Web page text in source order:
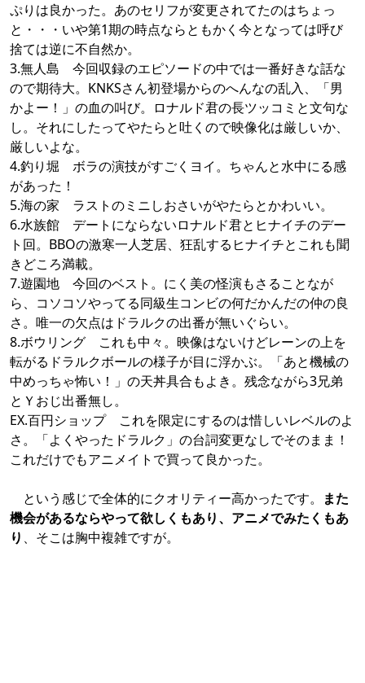
ぷりは良かった。あのセリフが変更されてたのはちょっ
と・・・いや第1期の時点ならともかく今となっては呼び
捨ては逆に不自然か。
3.無人島 今回収録のエピソードの中では一番好きな話な
ので期待大。KNKSさん初登場からのへんなの乱入、「男
かよー！」の血の叫び。ロナルド君の長ツッコミと文句な
し。それにしたってやたらと吐くので映像化は厳しいか、
厳しいよな。
4.釣り堀 ボラの演技がすごくヨイ。ちゃんと水中にる感
があった！
5.海の家 ラストのミニしおさいがやたらとかわいい。
6.水族館 デートにならないロナルド君とヒナイチのデー
ト回。BBOの激寒一人芝居、狂乱するヒナイチとこれも聞
きどころ満載。
7.遊園地 今回のベスト。にく美の怪演もさることなが
ら、コソコソやってる同級生コンビの何だかんだの仲の良
さ。唯一の欠点はドラルクの出番が無いぐらい。
8.ボウリング これも中々。映像はないけどレーンの上を
転がるドラルクボールの様子が目に浮かぶ。「あと機械の
中めっちゃ怖い！」の天丼具合もよき。残念ながら3兄弟
とＹおじ出番無し。
EX.百円ショップ これを限定にするのは惜しいレベルのよ
さ。「よくやったドラルク」の台詞変更なしでそのまま！
これだけでもアニメイトで買って良かった。
という感じで全体的にクオリティー高かったです。
また
機会があるならやって欲しくもあり、アニメでみたくもあ
り 、そこは胸中複雑ですが。